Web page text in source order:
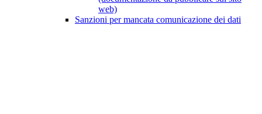
web)
Sanzioni per mancata comunicazione dei dati